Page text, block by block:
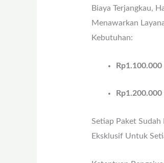
Biaya Terjangkau,
Menawarkan
Kebutuhan:
Rp1.100.000
Rp1.200.000
Setiap Paket
Eksklusif Untuk